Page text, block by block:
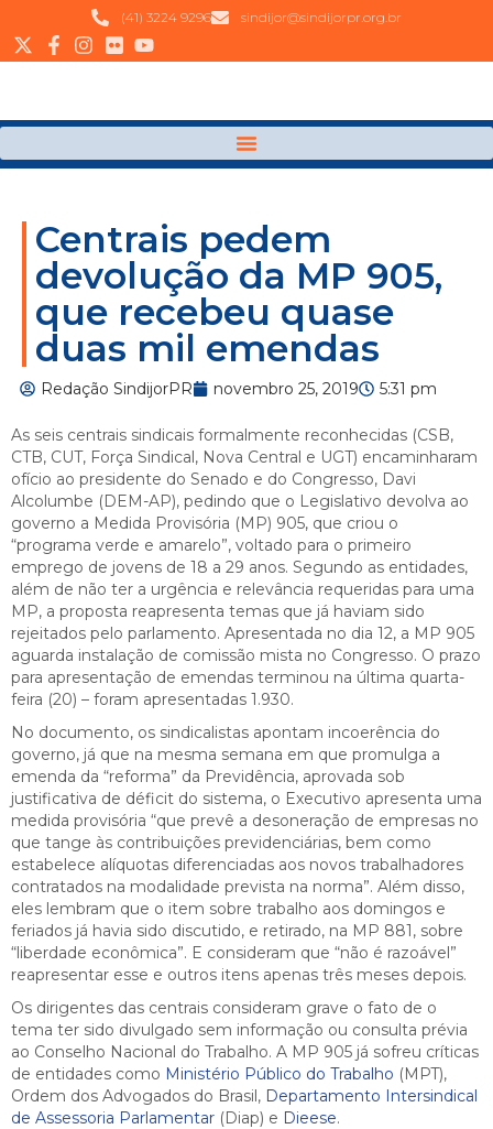
(41) 3224 9296 sindijor@sindijorpr.org.br
Centrais pedem
devolução da MP 905,
que recebeu quase
duas mil emendas
Redação SindijorPR novembro 25, 2019 5:31 pm
As seis centrais sindicais formalmente reconhecidas (CSB,
CTB, CUT, Força Sindical, Nova Central e UGT) encaminharam
ofício ao presidente do Senado e do Congresso, Davi
Alcolumbe (DEM-AP), pedindo que o Legislativo devolva ao
governo a Medida Provisória (MP) 905, que criou o
“programa verde e amarelo”, voltado para o primeiro
emprego de jovens de 18 a 29 anos. Segundo as entidades,
além de não ter a urgência e relevância requeridas para uma
MP, a proposta reapresenta temas que já haviam sido
rejeitados pelo parlamento. Apresentada no dia 12, a MP 905
aguarda instalação de comissão mista no Congresso. O prazo
para apresentação de emendas terminou na última quarta-
feira (20) – foram apresentadas 1.930.
No documento, os sindicalistas apontam incoerência do
governo, já que na mesma semana em que promulga a
emenda da “reforma” da Previdência, aprovada sob
justificativa de déficit do sistema, o Executivo apresenta uma
medida provisória “que prevê a desoneração de empresas no
que tange às contribuições previdenciárias, bem como
estabelece alíquotas diferenciadas aos novos trabalhadores
contratados na modalidade prevista na norma”. Além disso,
eles lembram que o item sobre trabalho aos domingos e
feriados já havia sido discutido, e retirado, na MP 881, sobre
“liberdade econômica”. E consideram que “não é razoável”
reapresentar esse e outros itens apenas três meses depois.
Os dirigentes das centrais consideram grave o fato de o
tema ter sido divulgado sem informação ou consulta prévia
ao Conselho Nacional do Trabalho. A MP 905 já sofreu críticas
de entidades como Ministério Público do Trabalho (MPT),
Ordem dos Advogados do Brasil, Departamento Intersindical
de Assessoria Parlamentar (Diap) e Dieese.